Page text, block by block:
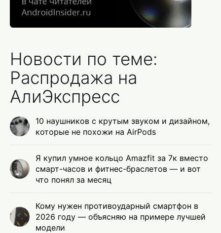
Новости по теме:
Распродажа на
АлиЭкспресс
10 наушников с крутым звуком и дизайном,
которые не похожи на AirPods
Я купил умное кольцо Amazfit за 7к вместо
смарт-часов и фитнес-браслетов — и вот
что понял за месяц
Кому нужен противоударный смартфон в
2026 году — объясняю на примере лучшей
модели